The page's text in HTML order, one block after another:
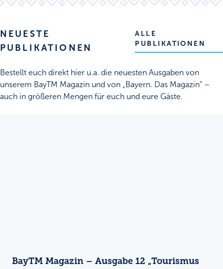
NEUESTE
PUBLIKATIONEN
ALLE
PUBLIKATIONEN
Bestellt euch direkt hier u.a. die neuesten Ausgaben von
unserem BayTM Magazin und von „Bayern. Das Magazin“ –
auch in größeren Mengen für euch und eure Gäste.
BayTM Magazin – Ausgabe 12 „Tourismus